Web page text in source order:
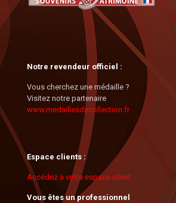
Notre revendeur officiel :
Vous cherchez une médaille ?
Visitez notre partenaire
www.medaillesdecollection.fr
Espace clients :
Accédez à votre espace client
Vous êtes un professionnel